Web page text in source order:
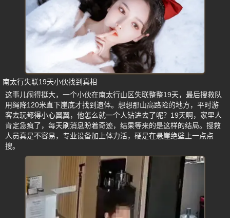
南太行失联19天小伙找到真相
这事儿闹得挺大，一个小伙在南太行山区失联整整19天，最后搜救队
用绳降120米直下崖底才找到遗体。想想那山高路险的地方，平时游
客去玩都得小心翼翼，他怎么就一个人钻进去了呢？19天啊，家里人
肯定急疯了，每天刷消息盼着奇迹，结果等来的是这样的结局。搜救
人员真是不容易，专业设备加上体力活，硬是在悬崖绝壁上一点点
搜。